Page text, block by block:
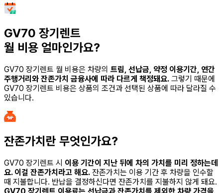
GV70 장기렌트
월 비용 얼마인가요?
GV70 장기렌트 월 비용은 차량의 트림, 선납금, 약정 이용기간, 연간
주행거리와 잔존가치 금융사에 따라 다르게 책정돼요. 그렇기 때문에
GV70 장기렌트 비용은 상품의 조건과 선택된 상품에 따라 달라질 수
있습니다.
잔존가치란 무엇인가요?
GV70 장기렌트 시 이용 기간이 지난 뒤에 차의 가치를 미리 정하는데
요. 이걸 잔존가치라고 해요. 잔존가치는 이용 기간 후 차량을 인수할
때 지불합니다. 반납을 결정하신다면 잔존가치를 지불하지 않게 돼요.